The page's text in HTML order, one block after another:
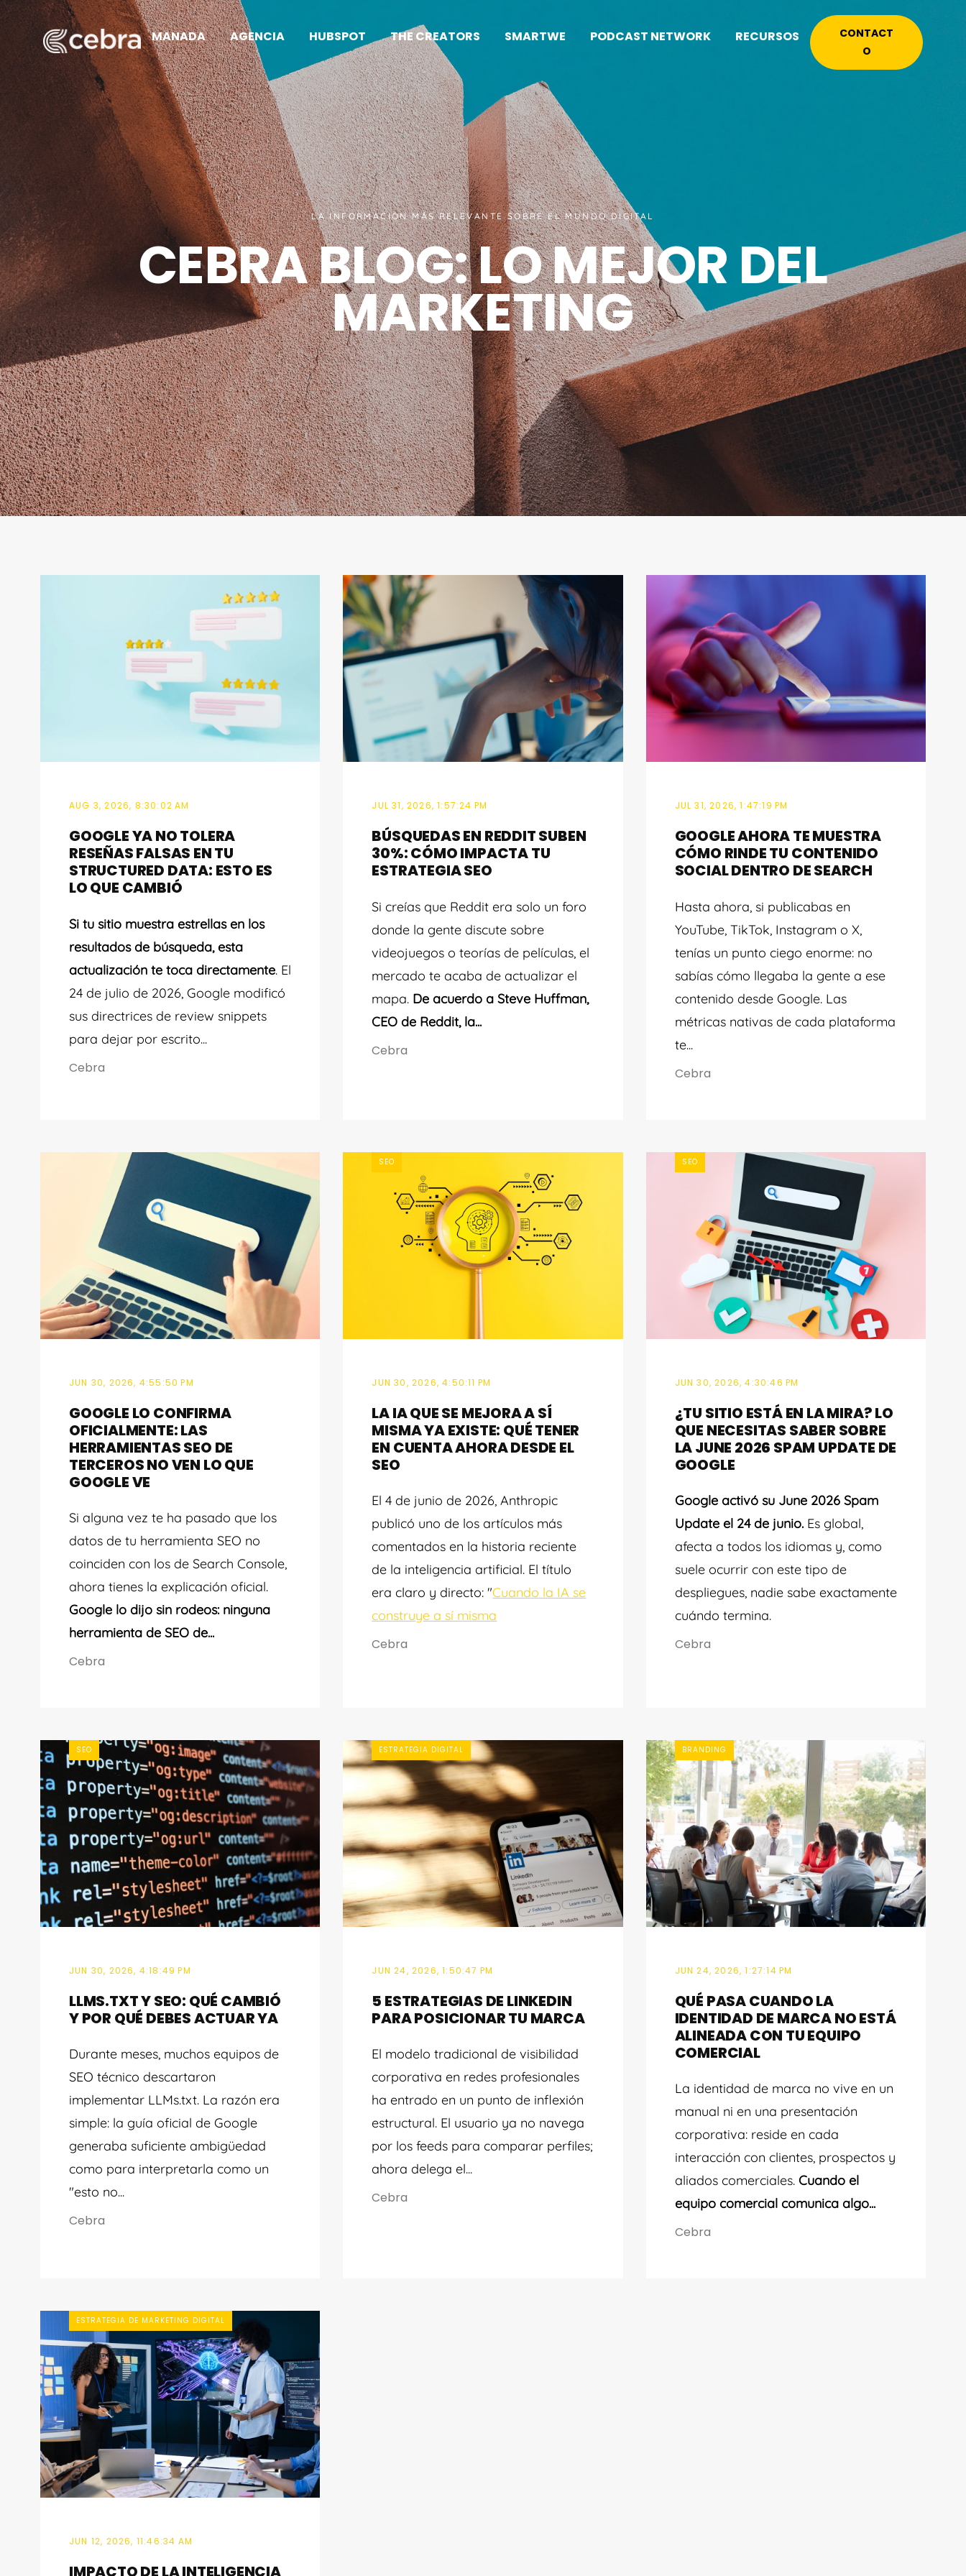
MANADA AGENCIA HUBSPOT THE CREATORS SMARTWE PODCAST NETWORK RECURSOS
CONTACT
O
LA INFORMACIÓN MÁS RELEVANTE SOBRE EL MUNDO DIGITAL
CEBRA BLOG: LO MEJOR DEL
MARKETING
AUG 3, 2026, 8:30:02 AM
GOOGLE YA NO TOLERA
RESEÑAS FALSAS EN TU
STRUCTURED DATA: ESTO ES
LO QUE CAMBIÓ
Si tu sitio muestra estrellas en los
resultados de búsqueda, esta
actualización te toca directamente. El
24 de julio de 2026, Google modificó
sus directrices de review snippets
para dejar por escrito...
Cebra
JUL 31, 2026, 1:57:24 PM
BÚSQUEDAS EN REDDIT SUBEN
30%: CÓMO IMPACTA TU
ESTRATEGIA SEO
Si creías que Reddit era solo un foro
donde la gente discute sobre
videojuegos o teorías de películas, el
mercado te acaba de actualizar el
mapa. De acuerdo a Steve Huffman,
CEO de Reddit, la...
Cebra
JUL 31, 2026, 1:47:19 PM
GOOGLE AHORA TE MUESTRA
CÓMO RINDE TU CONTENIDO
SOCIAL DENTRO DE SEARCH
Hasta ahora, si publicabas en
YouTube, TikTok, Instagram o X,
tenías un punto ciego enorme: no
sabías cómo llegaba la gente a ese
contenido desde Google. Las
métricas nativas de cada plataforma
te...
Cebra
JUN 30, 2026, 4:55:50 PM
GOOGLE LO CONFIRMA
OFICIALMENTE: LAS
HERRAMIENTAS SEO DE
TERCEROS NO VEN LO QUE
GOOGLE VE
Si alguna vez te ha pasado que los
datos de tu herramienta SEO no
coinciden con los de Search Console,
ahora tienes la explicación oficial.
Google lo dijo sin rodeos: ninguna
herramienta de SEO de...
Cebra
SEO
JUN 30, 2026, 4:50:11 PM
LA IA QUE SE MEJORA A SÍ
MISMA YA EXISTE: QUÉ TENER
EN CUENTA AHORA DESDE EL
SEO
El 4 de junio de 2026, Anthropic
publicó uno de los artículos más
comentados en la historia reciente
de la inteligencia artificial. El título
era claro y directo:"Cuando la IA se
construye a sí misma
Cebra
SEO
JUN 30, 2026, 4:30:46 PM
¿TU SITIO ESTÁ EN LA MIRA? LO
QUE NECESITAS SABER SOBRE
LA JUNE 2026 SPAM UPDATE DE
GOOGLE
Google activó su June 2026 Spam
Update el 24 de junio. Es global,
afecta a todos los idiomas y, como
suele ocurrir con este tipo de
despliegues, nadie sabe exactamente
cuándo termina.
Cebra
SEO
JUN 30, 2026, 4:18:49 PM
LLMS.TXT Y SEO: QUÉ CAMBIÓ
Y POR QUÉ DEBES ACTUAR YA
Durante meses, muchos equipos de
SEO técnico descartaron
implementar LLMs.txt. La razón era
simple: la guía oficial de Google
generaba suficiente ambigüedad
como para interpretarla como un
"esto no...
Cebra
ESTRATEGIA DIGITAL
JUN 24, 2026, 1:50:47 PM
5 ESTRATEGIAS DE LINKEDIN
PARA POSICIONAR TU MARCA
El modelo tradicional de visibilidad
corporativa en redes profesionales
ha entrado en un punto de inflexión
estructural. El usuario ya no navega
por los feeds para comparar perfiles;
ahora delega el...
Cebra
BRANDING
JUN 24, 2026, 1:27:14 PM
QUÉ PASA CUANDO LA
IDENTIDAD DE MARCA NO ESTÁ
ALINEADA CON TU EQUIPO
COMERCIAL
La identidad de marca no vive en un
manual ni en una presentación
corporativa: reside en cada
interacción con clientes, prospectos y
aliados comerciales. Cuando el
equipo comercial comunica algo...
Cebra
ESTRATEGIA DE MARKETING DIGITAL
JUN 12, 2026, 11:46:34 AM
IMPACTO DE LA INTELIGENCIA